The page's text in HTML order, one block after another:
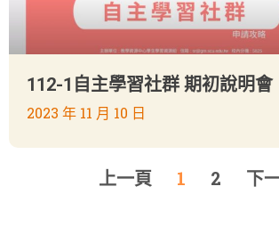
112-1自主學習社群 期初說明會
2023 年 11 月 10 日
上一頁 1 2 下